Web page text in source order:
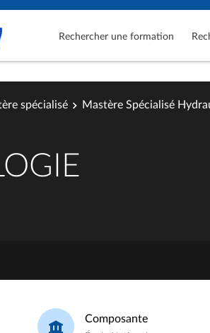
Rechercher une formation
spécialisé Mastère Spécialisé
Composante